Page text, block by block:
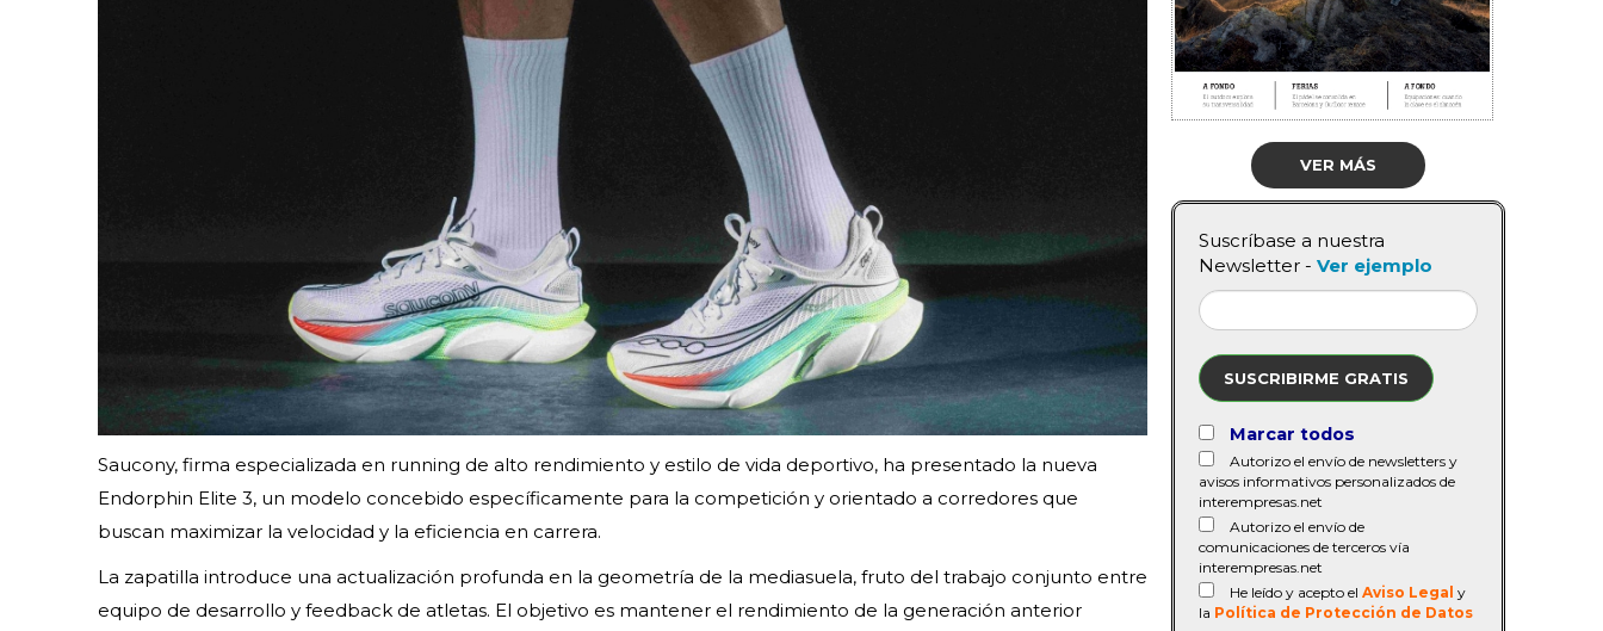
Saucony, firma especializada en running de alto rendimiento y estilo de vida deportivo, ha presentado la nueva
Endorphin Elite 3, un modelo concebido específicamente para la competición y orientado a corredores que
buscan maximizar la velocidad y la eficiencia en carrera.
La zapatilla introduce una actualización profunda en la geometría de la mediasuela, fruto del trabajo conjunto entre
equipo de desarrollo y feedback de atletas. El objetivo es mantener el rendimiento de la generación anterior
VER MÁS
Suscríbase a nuestra
Newsletter - Ver ejemplo
SUSCRIBIRME GRATIS
Marcar todos
Autorizo el envío de newsletters y
avisos informativos personalizados de
interempresas.net
Autorizo el envío de
comunicaciones de terceros vía
interempresas.net
He leído y acepto el Aviso Legal y
la Política de Protección de Datos